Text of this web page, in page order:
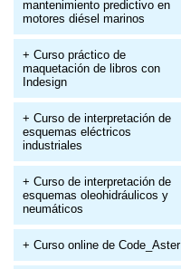
mantenimiento predictivo en
motores diésel marinos
+ Curso práctico de
maquetación de libros con
Indesign
+ Curso de interpretación de
esquemas eléctricos
industriales
+ Curso de interpretación de
esquemas oleohidráulicos y
neumáticos
+ Curso online de Code_Aster